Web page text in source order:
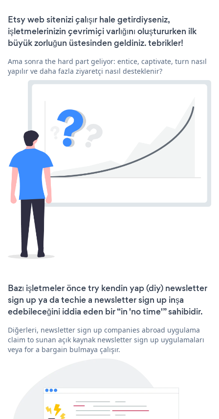
Etsy web sitenizi çalışır hale getirdiyseniz,
işletmelerinizin çevrimiçi varlığını oluştururken ilk
büyük zorluğun üstesinden geldiniz. tebrikler!
Ama sonra the hard part geliyor: entice, captivate, turn nasıl
yapılır ve daha fazla ziyaretçi nasıl desteklenir?
Bazı işletmeler önce try kendin yap (diy) newsletter
sign up ya da techie a newsletter sign up inşa
edebileceğini iddia eden bir “in 'no time'” sahibidir.
Diğerleri, newsletter sign up companies abroad uygulama
claim to sunan açık kaynak newsletter sign up uygulamaları
veya for a bargain bulmaya çalışır.